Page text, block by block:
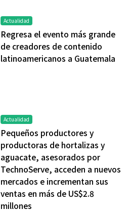
Actualidad
Regresa el evento más grande
de creadores de contenido
latinoamericanos a Guatemala
Actualidad
Pequeños productores y
productoras de hortalizas y
aguacate, asesorados por
TechnoServe, acceden a nuevos
mercados e incrementan sus
ventas en más de US$2.8
millones